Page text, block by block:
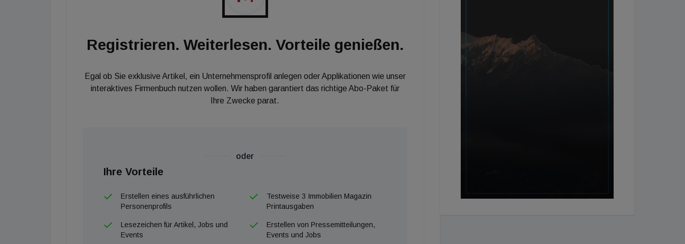
Jelena Pirker, Teamleiterin Zinshaus bei Otto werde kein Wiener Gründerzeithaus unter 1.770 Euro
verkauft, Renditen von über drei Prozent sind nur mehr den Bezirken 10., 11., 21., 22. und 23.
werden auch weiter nachgefragt sein. Mittlerweile finden sich auch internationale Investoren wie das
Leiter Wohnimmobilien bei Otto.
Registrieren. Weiterlesen. Vorteile genießen.
Egal ob Sie exklusive Artikel, ein Unternehmensprofil anlegen oder Applikationen wie unser
interaktives Firmenbuch nutzen wollen. Wir haben garantiert das richtige Abo-Paket für
Ihre Zwecke parat.
oder
Ihre Vorteile
Erstellen eines ausführlichen
Personenprofils
Testweise 3 Immobilien Magazin
Printausgaben
Lesezeichen für Artikel, Jobs und
Events
Erstellen von Pressemitteilungen,
Events und Jobs